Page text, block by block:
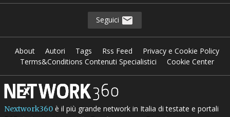
Seguici
About Autori Tags Rss Feed
Privacy e Cookie Policy
Terms&Conditions Contenuti Specialistici
Cookie Center
Nextwork360è il più grande network in Italia di testate e portali